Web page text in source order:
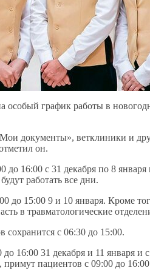
график работы в
документы», ветклиники и
он.
16:00 с 31 декабря по 8
работать все дни.
до 15:00 9 и 10 января. Кроме
в травматологические
сохранится с 06:30 до 15:00.
16:00 31 декабря и 11 января и
примут пациентов с 09:00 до